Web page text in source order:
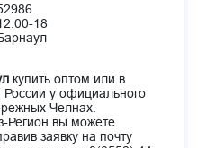
18
купить оптом или в
России у официального
Челнах.
Регион вы можете
заявку на почту